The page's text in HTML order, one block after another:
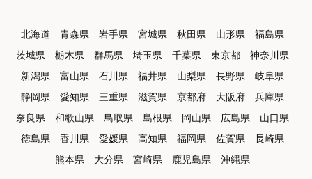
北海道 青森県 岩手県 宮城県 秋田県 山形県
福島県
茨城県
栃木県 群馬県 埼玉県 千葉県 東京都
神奈川県
新潟県
富山県 石川県 福井県 山梨県 長野県
岐阜県
静岡県
愛知県 三重県 滋賀県 京都府 大阪府
兵庫県
奈良県
和歌山県 鳥取県 島根県 岡山県 広島県
山口県
徳島県
香川県 愛媛県 高知県 福岡県 佐賀県
長崎県
熊本県
大分県 宮崎県 鹿児島県 沖縄県